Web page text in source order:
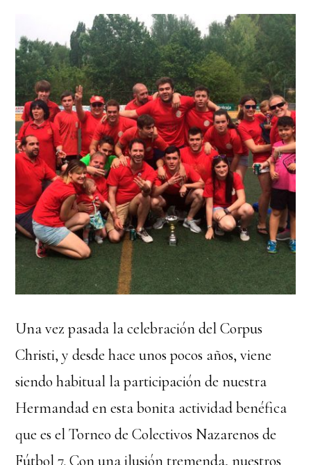
Una vez pasada la celebración del Corpus
Christi, y desde hace unos pocos años, viene
siendo habitual la participación de nuestra
Hermandad en esta bonita actividad benéfica
que es el Torneo de Colectivos Nazarenos de
Fútbol 7. Con una ilusión tremenda, nuestros